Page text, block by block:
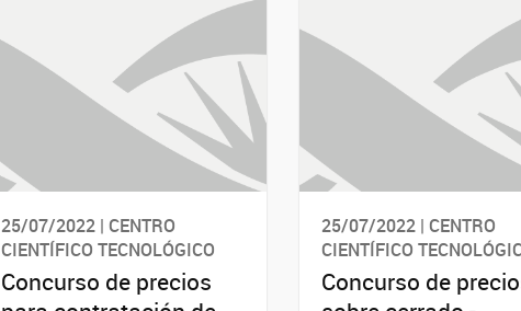
25/07/2022 | CENTRO
CIENTÍFICO TECNOLÓGICO
Concurso de precios
25/07/2022 | CENTRO
CIENTÍFICO
Concurso de